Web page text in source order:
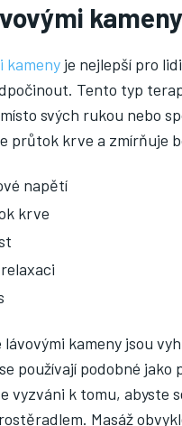
kameny
kameny je nejlepší pro
Tento typ
svých rukou nebo
průtok krve a zmírňuje
napětí
krve
lávovými kameny jsou
používají podobné jako
vyzváni k tomu, abyste
Masáž